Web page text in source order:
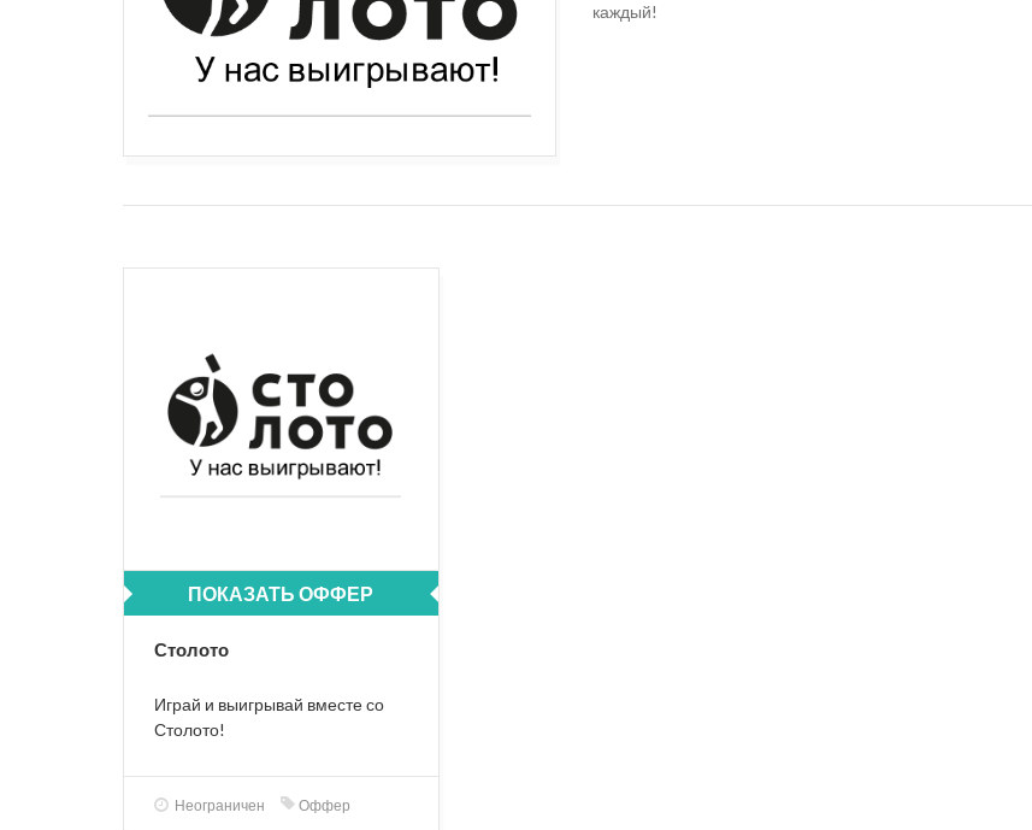
каждый!
ПОКАЗАТЬ ОФФЕР
Столото
Играй и выигрывай вместе со
Столото!
Неограничен Оффер